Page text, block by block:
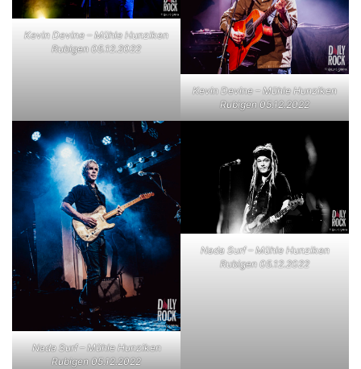
Kevin Devine – Mühle Hunziken
Rubigen 05.12.2022
Kevin Devine – Mühle Hunziken
Rubigen 05.12.2022
Nada Surf – Mühle Hunziken
Rubigen 05.12.2022
Nada Surf – Mühle Hunziken
Rubigen 05.12.2022